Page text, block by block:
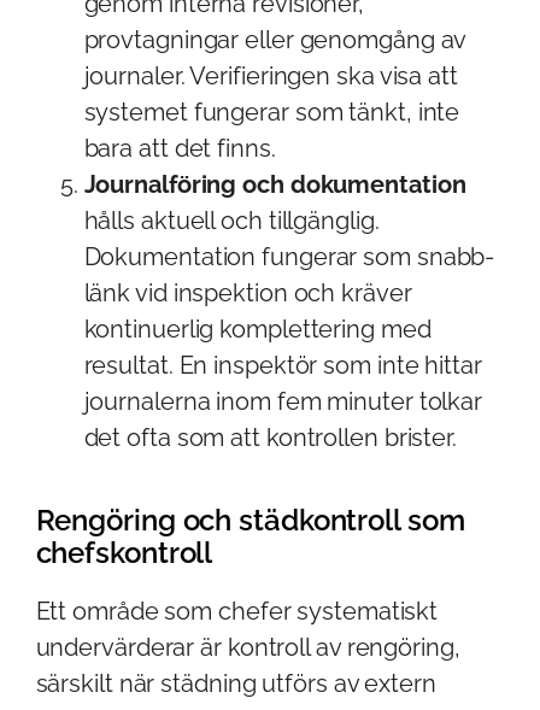
provtagningar eller genomgång av
journaler. Verifieringen ska visa att
systemet fungerar som tänkt, inte
bara att det finns.
Journalföring och dokumentation
hålls aktuell och tillgänglig.
Dokumentation fungerar som snabb-
länk vid inspektion och kräver
kontinuerlig komplettering med
resultat. En inspektör som inte hittar
journalerna inom fem minuter tolkar
det ofta som att kontrollen brister.
Rengöring och städkontroll som
chefskontroll
Ett område som chefer systematiskt
undervärderar är kontroll av rengöring,
särskilt när städning utförs av extern